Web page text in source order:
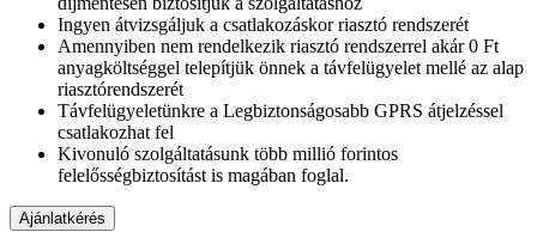
Ingyen átvizsgáljuk a csatlakozáskor riasztó rendszerét
Amennyiben nem rendelkezik riasztó rendszerrel akár 0 Ft
anyagköltséggel telepítjük önnek a távfelügyelet mellé az alap
riasztórendszerét
Távfelügyeletünkre a Legbiztonságosabb GPRS átjelzéssel
csatlakozhat fel
Kivonuló szolgáltatásunk több millió forintos
felelősségbiztosítást is magában foglal.